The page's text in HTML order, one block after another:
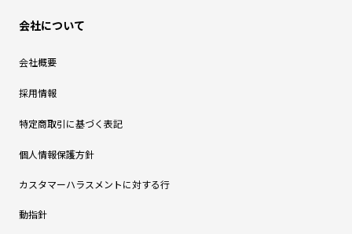
会社について
会社概要
採用情報
特定商取引に基づく表記
個人情報保護方針
カスタマーハラスメントに対する行
動指針